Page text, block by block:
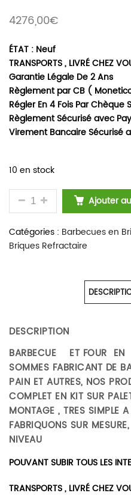
4276,00€
ÉTAT : Neuf
TRANSPORTS , LIVRÉ CHEZ
Garantie Légale De 2 Ans
Règlement par CB (
Régler En 4 Fois Par Chèque
Règlement Sécurisé avec
Virement Bancaire Sécurisé
10 en stock
QUANTITÉ DE Ajouter
Catégories : Barbecues en
Briques Refractaire
DESCRIPTION
BARBECUE ET FOUR EN
SOMMES FABRICANT DE
PAIN ET AUTRES, NOS
COMPLET EN KIT SUR
MONTAGE , TRES
FABRIQUONS SUR
NIVEAU
POUVANT SUBIR TOUS LES
TRANSPORTS , LIVRÉ CHEZ